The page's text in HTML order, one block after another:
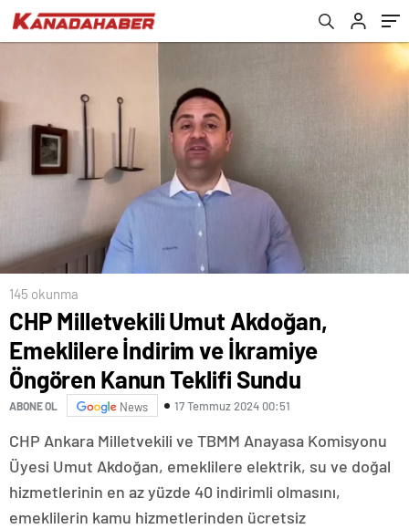
145 okunma
CHP Milletvekili Umut Akdoğan,
Emeklilere İndirim ve İkramiye
Öngören Kanun Teklifi Sundu
ABONE OL News 17 Temmuz 2024 00:51
CHP Ankara Milletvekili ve TBMM Anayasa Komisyonu
Üyesi Umut Akdoğan, emeklilere elektrik, su ve doğal
hizmetlerinin en az yüzde 40 indirimli olmasını,
emeklilerin kamu hizmetlerinden ücretsiz